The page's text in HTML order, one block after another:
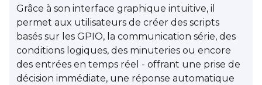
Grâce à son interface graphique intuitive, il
permet aux utilisateurs de créer des scripts
basés sur les GPIO, la communication série, des
conditions logiques, des minuteries ou encore
des entrées en temps réel - offrant une prise de
décision immédiate, une réponse automatique